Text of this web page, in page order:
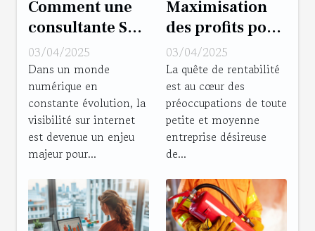
Comment une
consultante SEO
peut
transformer la
visibilité de
votre site
03/04/2025
Dans un monde
numérique en
constante évolution, la
visibilité sur internet
est devenue un enjeu
majeur pour...
Maximisation
des profits pour
PME les
stratégies
gagnantes peu
exploitées
03/04/2025
La quête de rentabilité
est au cœur des
préoccupations de toute
petite et moyenne
entreprise désireuse
de...